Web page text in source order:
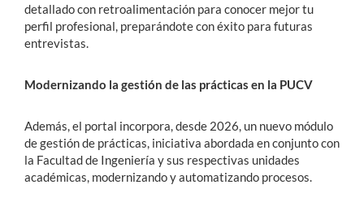
detallado con retroalimentación para conocer mejor tu
perfil profesional, preparándote con éxito para futuras
entrevistas.
Modernizando la gestión de las prácticas en la PUCV
Además, el portal incorpora, desde 2026, un nuevo módulo
de gestión de prácticas, iniciativa abordada en conjunto con
la Facultad de Ingeniería y sus respectivas unidades
académicas, modernizando y automatizando procesos.